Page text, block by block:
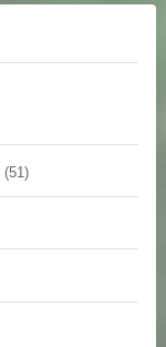
(51)